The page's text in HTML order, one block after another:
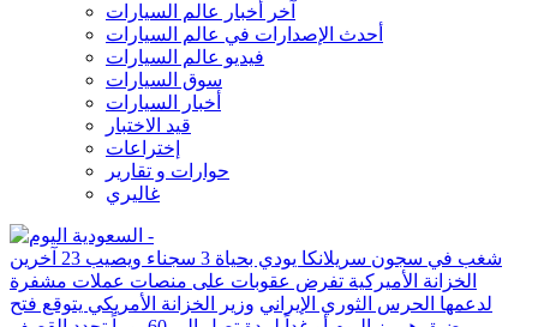
آخر أخبار عالم السيارات
أحدث الإصدارات في عالم السيارات
فيديو عالم السيارات
سوق السيارات
أخبار السيارات
قيد الاختبار
إختراعات
حوارات و تقارير
غاليري
شغب في سجون سريلانكا يودي بحياة 3 سجناء ويصيب 23 آخرين
الخزانة الأميركية تفرض عقوبات على منصات عملات مشفرة
لدعمها الحرس الثوري الإيراني وزير الخزانة الأمريكي يتوقع فتح